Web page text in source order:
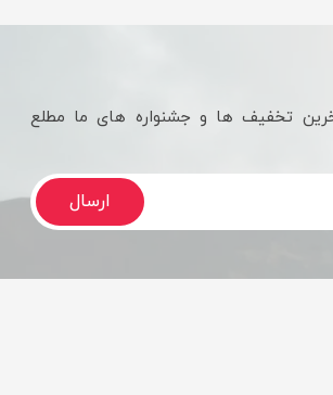
تخفیف ها و جشنواره های ما مطلع
ارسال